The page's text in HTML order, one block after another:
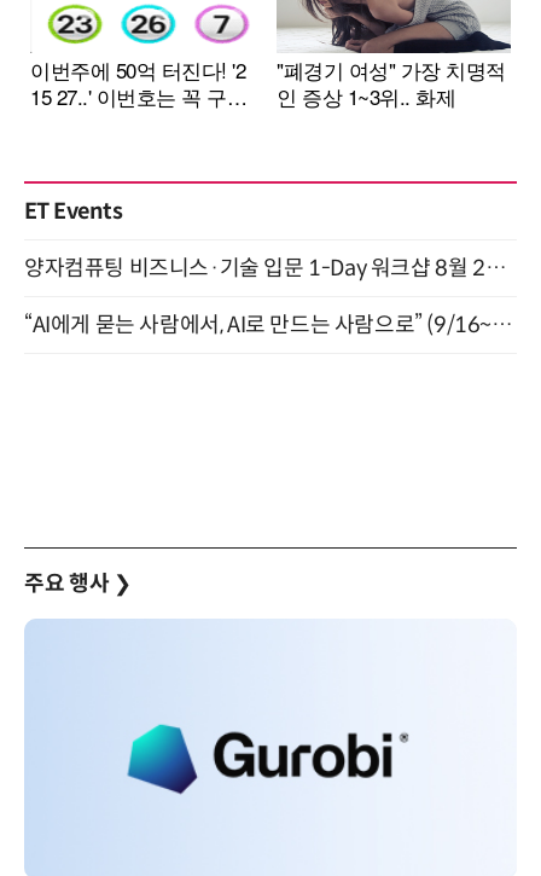
ET Events
양자컴퓨팅 비즈니스·기술 입문 1-Day 워크샵 8월 28일 개최
“AI에게 묻는 사람에서, AI로 만드는 사람으로” (9/16~17)
주요 행사 ❯